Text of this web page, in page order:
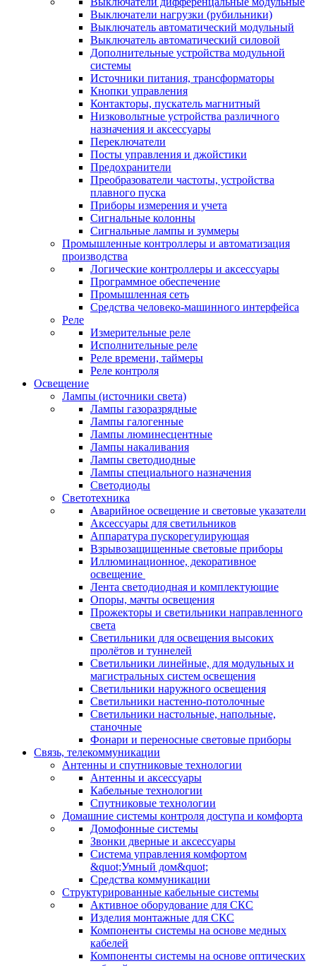
Выключатели нагрузки (рубильники)
Выключатель автоматический модульный
Выключатель автоматический силовой
Дополнительные устройства модульной
системы
Источники питания, трансформаторы
Кнопки управления
Контакторы, пускатель магнитный
Низковольтные устройства различного
назначения и аксессуары
Переключатели
Посты управления и джойстики
Предохранители
Преобразователи частоты, устройства
плавного пуска
Приборы измерения и учета
Сигнальные колонны
Сигнальные лампы и зуммеры
Промышленные контроллеры и автоматизация
производства
Логические контроллеры и аксессуары
Программное обеспечение
Промышленная сеть
Средства человеко-машинного интерфейса
Реле
Измерительные реле
Исполнительные реле
Реле времени, таймеры
Реле контроля
Освещение
Лампы (источники света)
Лампы газоразрядные
Лампы галогенные
Лампы люминесцентные
Лампы накаливания
Лампы светодиодные
Лампы специального назначения
Светодиоды
Светотехника
Аварийное освещение и световые указатели
Аксессуары для светильников
Аппаратура пускорегулирующая
Взрывозащищенные световые приборы
Иллюминационное, декоративное
освещение
Лента светодиодная и комплектующие
Опоры, мачты освещения
Прожекторы и светильники направленного
света
Светильники для освещения высоких
пролётов и туннелей
Светильники линейные, для модульных и
магистральных систем освещения
Светильники наружного освещения
Светильники настенно-потолочные
Светильники настольные, напольные,
станочные
Фонари и переносные световые приборы
Связь, телекоммуникации
Антенны и спутниковые технологии
Антенны и аксессуары
Кабельные технологии
Спутниковые технологии
Домашние системы контроля доступа и комфорта
Домофонные системы
Звонки дверные и аксессуары
Система управления комфортом
&quot;Умный дом&quot;
Средства коммуникации
Структурированные кабельные системы
Активное оборудование для СКС
Изделия монтажные для СКС
Компоненты системы на основе медных
кабелей
Компоненты системы на основе оптических